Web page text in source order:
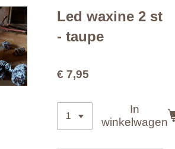
Led waxine 2 st
- taupe
€ 7,95
In
winkelwagen